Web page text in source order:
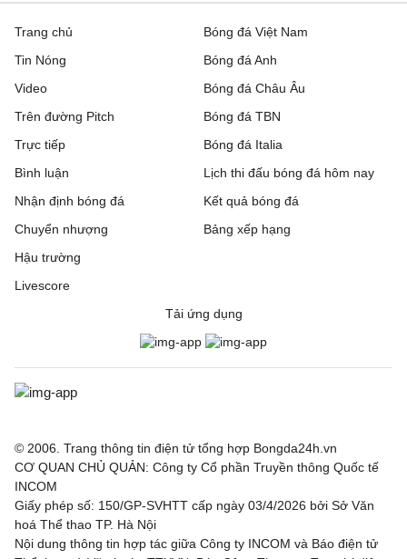
21:00 Wigan Athletic
Bristol Rovers 21:00 Peterboroug United
Reading
Burnley 21:00 Notts County
Burton Albion
21:00
21:00
Derby County
Gillingham 21:00 Luton Town
Grimsby Town 21:00 Blackpool
Leicester 21:00 Northampton Town
Trang chủ
Tin Nóng
Video
Trên đường Pitch
Trực tiếp
Bóng đá Việt Nam
Bóng đá Anh
Bóng đá Châu Âu
Bóng đá TBN
Bóng đá Italia
Bình luận
Nhận định bóng đá
Chuyển nhượng
Hậu trường
Livescore
Lịch thi đấu bóng đá hôm nay
Kết quả bóng đá
Bảng xếp hạng
Tải ứng dụng
© 2006. Trang thông tin điện tử tổng hợp Bongda24h.vn
CƠ QUAN CHỦ QUẢN: Công ty Cổ phần Truyền thông Quốc tế
INCOM
Giấy phép số: 150/GP-SVHTT cấp ngày 03/4/2026 bởi Sở Văn
hoá Thể thao TP. Hà Nội
Nội dung thông tin hợp tác giữa Công ty INCOM và Báo điện tử